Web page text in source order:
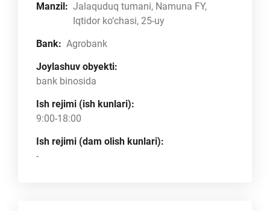
Manzil: Jalaquduq tumani, Namuna FY,
Iqtidor ko‘chasi, 25-uy
Bank: Agrobank
Joylashuv obyekti:
bank binosida
Ish rejimi (ish kunlari):
9:00-18:00
Ish rejimi (dam olish kunlari):
-